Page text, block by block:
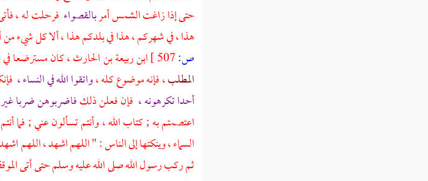
حتى إذا زاغت الشمس أمربالقصواء فرحلت له ،
هذا ، في شهركم ، هذا في بلدكم هذا ، ألا كل شيء
ص:
ابنربيعة بن الحارث، كان مسترضعا في
المطلب، فإنه موضوع كله ،واتقوا الله في النساء ،
أحدا تكرهونه ، فإن فعلن ذلكفاضربوهن ضربا
اعتصمتم به ; كتاب الله ، وأنتم تسألون عني ; فما
السماء ، وينكتها إلى الناس : " اللهم اشهد ، اللهم
ثم ركب رسول الله صلى الله عليه وسلم حتى أتى